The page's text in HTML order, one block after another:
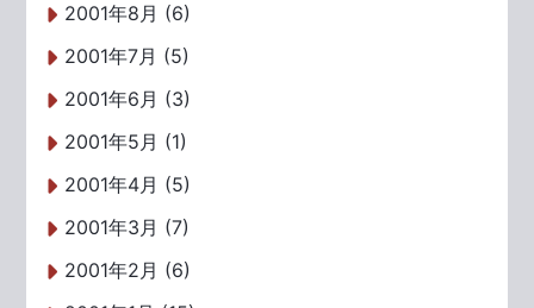
2001年8月 (6)
2001年7月 (5)
2001年6月 (3)
2001年5月 (1)
2001年4月 (5)
2001年3月 (7)
2001年2月 (6)